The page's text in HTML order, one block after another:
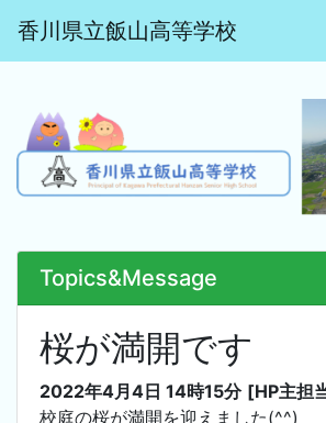
香川県立飯山高等学校
Topics&Message
桜が満開です
2022年4月4日 14時15分 [HP主担
校庭の桜が満開を迎えました(^^)